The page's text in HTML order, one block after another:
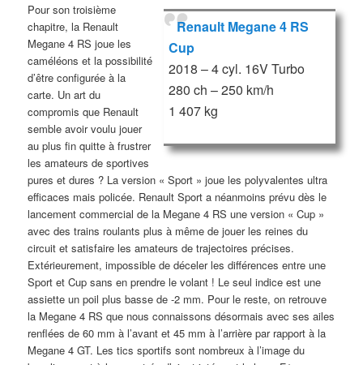
Renault Megane 4 RS
Cup
2018 – 4 cyl. 16V Turbo
280 ch – 250 km/h
1 407 kg
Pour son troisième
chapitre, la Renault
Megane 4 RS joue les
caméléons et la possibilité
d’être configurée à la
carte. Un art du
compromis que Renault
semble avoir voulu jouer
au plus fin quitte à frustrer
les amateurs de sportives
pures et dures ? La version « Sport » joue les polyvalentes ultra
efficaces mais policée. Renault Sport a néanmoins prévu dès le
lancement commercial de la Megane 4 RS une version « Cup »
avec des trains roulants plus à même de jouer les reines du
circuit et satisfaire les amateurs de trajectoires précises.
Extérieurement, impossible de déceler les différences entre une
Sport et Cup sans en prendre le volant ! Le seul indice est une
assiette un poil plus basse de -2 mm. Pour le reste, on retrouve
la Megane 4 RS que nous connaissons désormais avec ses ailes
renflées de 60 mm à l’avant et 45 mm à l’arrière par rapport à la
Megane 4 GT. Les tics sportifs sont nombreux à l’image du